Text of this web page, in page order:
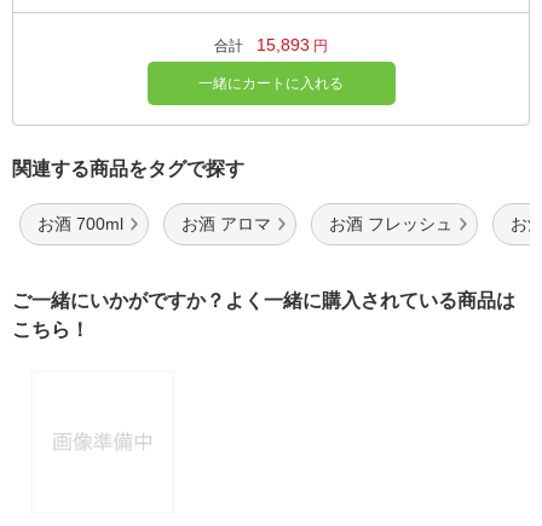
合計 15,893 円
一緒にカートに入れる
関連する商品をタグで探す
お酒 700ml お酒 アロマ お酒 フレッシュ お
ご一緒にいかがですか？よく一緒に購入されている商品は
こちら！